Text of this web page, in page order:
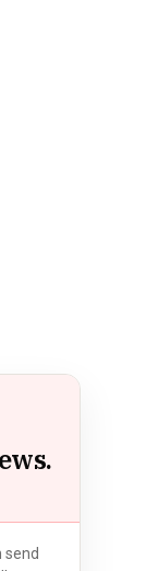
send